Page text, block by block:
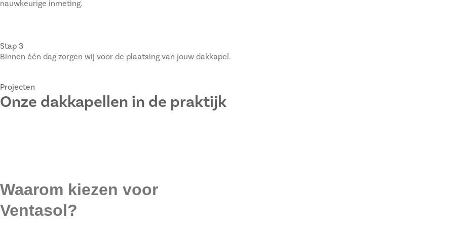
nauwkeurige inmeting.
Stap 3
Binnen één dag zorgen wij voor de plaatsing van jouw dakkapel.
Projecten
Onze dakkapellen in de praktijk
Waarom kiezen voor
Ventasol?